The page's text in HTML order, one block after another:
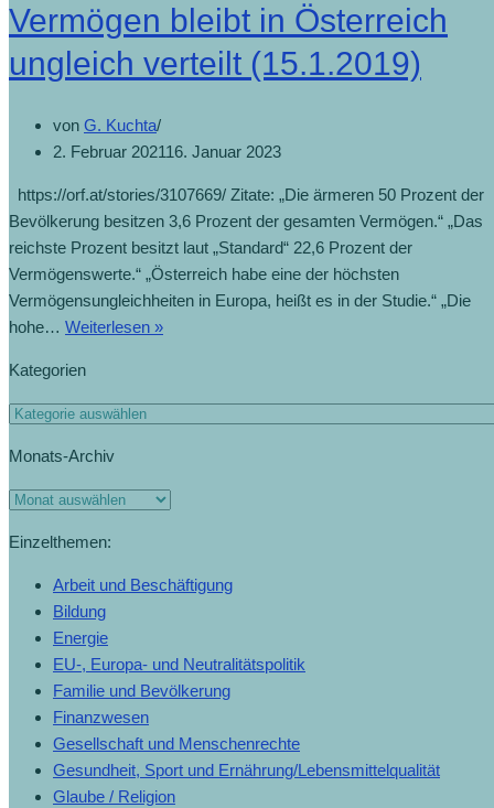
Vermögen bleibt in Österreich
ungleich verteilt (15.1.2019)
von G. Kuchta
2. Februar 202116. Januar 2023
https://orf.at/stories/3107669/ Zitate: „Die ärmeren 50 Prozent der
Bevölkerung besitzen 3,6 Prozent der gesamten Vermögen.“ „Das
reichste Prozent besitzt laut „Standard“ 22,6 Prozent der
Vermögenswerte.“ „Österreich habe eine der höchsten
Vermögensungleichheiten in Europa, heißt es in der Studie.“ „Die
hohe… Weiterlesen »
Kategorien
Monats-Archiv
Einzelthemen:
Arbeit und Beschäftigung
Bildung
Energie
EU-, Europa- und Neutralitätspolitik
Familie und Bevölkerung
Finanzwesen
Gesellschaft und Menschenrechte
Gesundheit, Sport und Ernährung/Lebensmittelqualität
Glaube / Religion